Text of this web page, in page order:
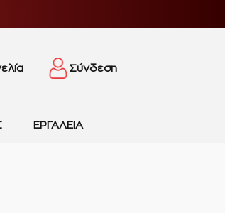
Σύνδεση
ΕΡΓΑΛΕΙΑ